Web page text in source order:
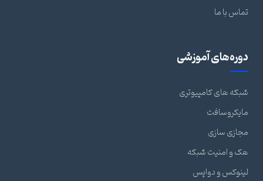
تماس با ما
دوره‌های آموزشی
شبکه های کامپیوتری
مایکروسافت
مجازی سازی
هک و امنیت شبکه
لینوکس و دواپس